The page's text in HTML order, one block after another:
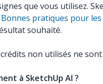
que vous utilisez.
Bonnes pratiques pour
souhaité.
non utilisés ne
à SketchUp AI ?